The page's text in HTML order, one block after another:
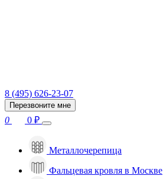
8 (495) 626-23-07
Перезвоните мне
0 0 ₽
Металлочерепица
Фальцевая кровля в Москве